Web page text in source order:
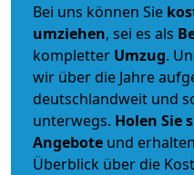
Bei uns können Sie
umziehen, sei es als
kompletter Umzug.
wir über die Jahre
deutschlandweit und
unterwegs. Holen Sie
Angebote und
Überblick über die